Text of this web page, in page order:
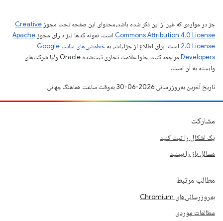
جز در مواردی که غیر از این ذکر شده باشد،‌محتوای این صفحه تحت مجوز Creative
Commons Attribution 4.0 License است. نمونه کدها نیز دارای مجوز Apache
2.0 License است. برای اطلاع از جزئیات، به
خطمشی‌های سایت Google
Developers‏
مراجعه کنید. جاوا علامت تجاری ثبت‌شده Oracle و/یا شرکت‌های
وابسته به آن است.
تاریخ آخرین به‌روزرسانی 2026-06-30 به‌وقت ساعت هماهنگ جهانی.
مشارکت
یک اشکال را ثبت کنید
مسائل باز را ببینید
مطالب مرتبط
به‌روزرسانی‌های Chromium
مطالعات موردی